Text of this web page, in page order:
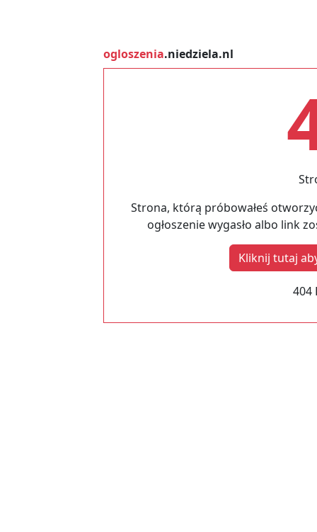
ogloszenia.niedziela.nl
Strona, którą próbowałeś
ogłoszenie wygasło albo link
Kliknij tutaj
404